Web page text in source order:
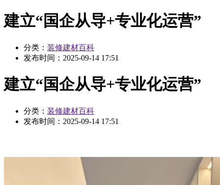
建立“国企从导+专业化运营”
分类： 装修建材百科
发布时间： 2025-09-14 17:51
建立“国企从导+专业化运营”
分类： 装修建材百科
发布时间： 2025-09-14 17:51